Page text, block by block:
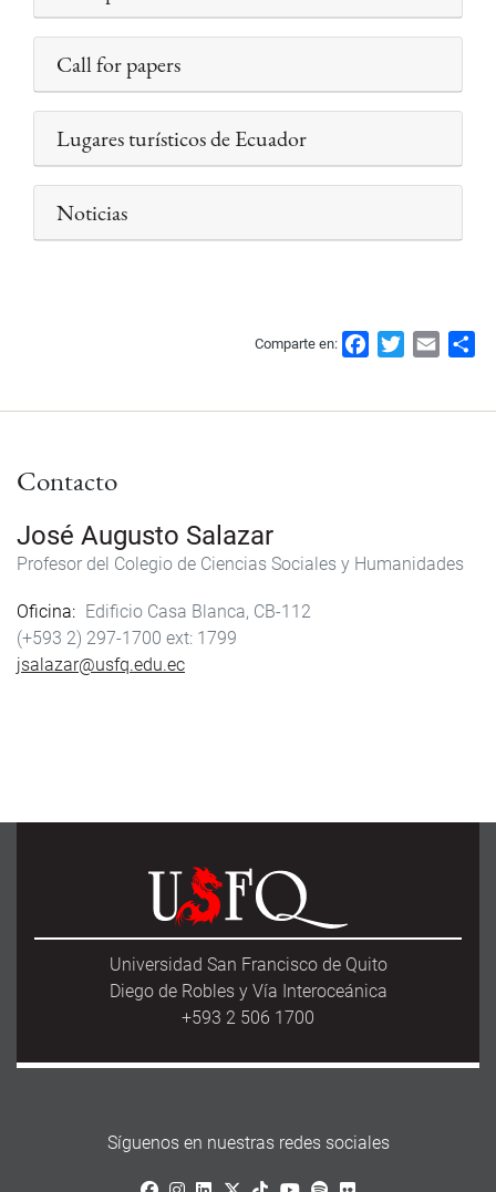
Call for papers
Lugares turísticos de Ecuador
Noticias
Comparte en:
Contacto
José Augusto Salazar
Profesor del Colegio de Ciencias Sociales y Humanidades
Oficina
Edificio Casa Blanca, CB-112
(+593 2) 297-1700
1799
jsalazar@usfq.edu.ec
Universidad San Francisco de Quito
Diego de Robles y Vía Interoceánica
+593 2 506 1700
Síguenos en nuestras redes sociales